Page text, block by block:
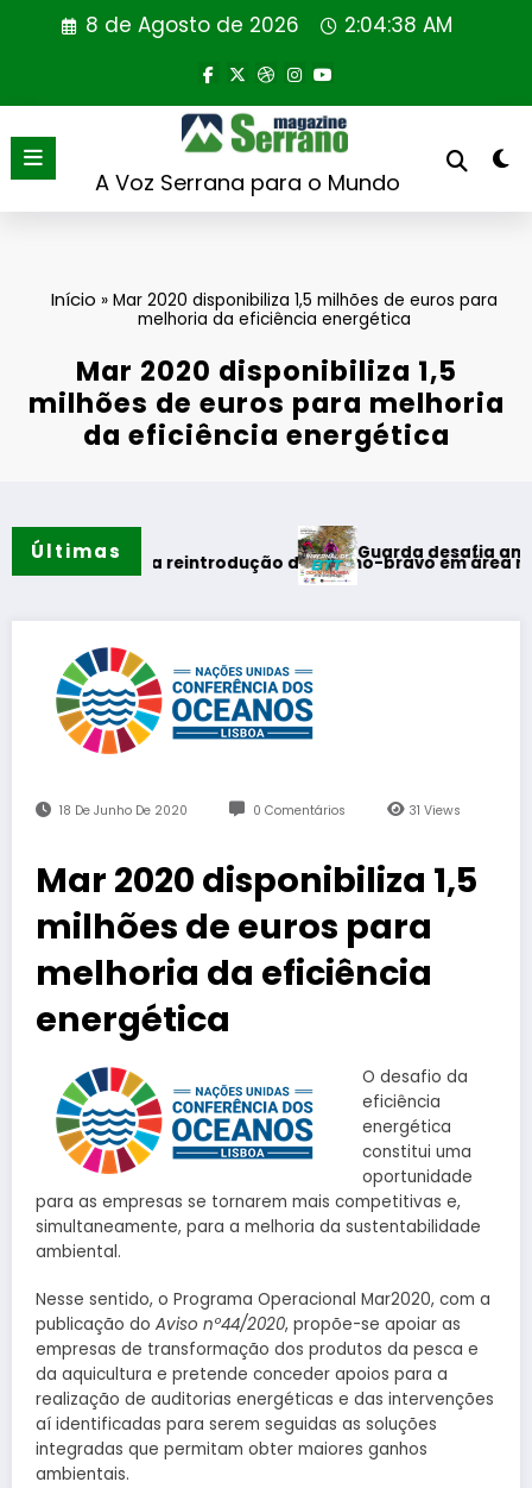
8 de Agosto de 2026 2:04:38 AM
A Voz Serrana para o Mundo
Início » Mar 2020 disponibiliza 1,5 milhões de euros para
melhoria da eficiência energética
Mar 2020 disponibiliza 1,5
milhões de euros para melhoria
da eficiência energética
Últimas
reintrodução de coelho-bravo em área rewilding
Guarda desafia amantes do
18 De Junho De 2020 0 Comentários 31Views
Mar 2020 disponibiliza 1,5
milhões de euros para
melhoria da eficiência
energética
O desafio da
eficiência
energética
constitui uma
oportunidade
para as empresas se tornarem mais competitivas e,
simultaneamente, para a melhoria da sustentabilidade
ambiental.
Nesse sentido, o Programa Operacional Mar2020, com a
publicação do Aviso nº44/2020, propõe-se apoiar as
empresas de transformação dos produtos da pesca e
da aquicultura e pretende conceder apoios para a
realização de auditorias energéticas e das intervenções
aí identificadas para serem seguidas as soluções
integradas que permitam obter maiores ganhos
ambientais.